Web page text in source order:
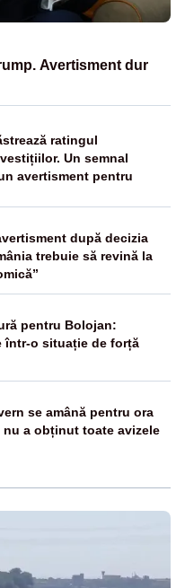
Avertisment dur
ratingul
Un semnal
avertisment pentru
după decizia
trebuie să revină la
pentru Bolojan:
într-o situație de forță
se amână pentru ora
nu a obținut toate avizele